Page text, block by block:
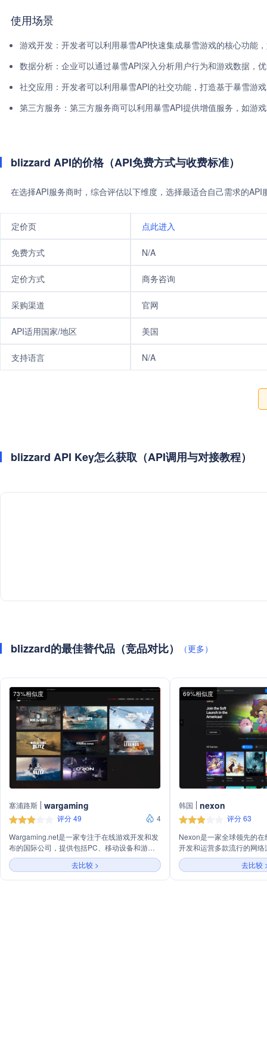
使用场景
游戏开发：开发者可以利用暴雪API快速集成暴雪游戏的核心功能
数据分析：企业可以通过暴雪API深入分析用户行为和游戏数据，
社交应用：开发者可以利用暴雪API的社交功能，打造基于暴雪游
第三方服务：第三方服务商可以利用暴雪API提供增值服务，如游
blizzard API的价格（API免费方式与收费标准）
在选择API服务商时，综合评估以下维度，选择最适合自己需求的
定价页 点此进入
免费方式 N/A
定价方式 商务咨询
采购渠道 官网
API适用国家/地区 美国
支持语言 N/A
blizzard API Key怎么获取（API调用与对接教程）
blizzard的最佳替代品（竞品对比） （更多）
73%相似度
塞浦路斯 wargaming
评分 49
4
Wargaming.net是一家专注于在线游戏开发和发
布的国际公司，提供包括PC、移动设备和游戏
主机在内的多平台游戏。公司以开发战争题材游
戏而闻名，如《坦克世界》、《战舰世界》等，
覆盖全球多个地区并支持多种语言服务。
去比较 >
69%相似度
韩国 nexon
评分 63
Nexon是一家全球领先的
开发和运营多款流行的网
的游戏设计和高质量的用
样化的游戏产品，满足不
去比较